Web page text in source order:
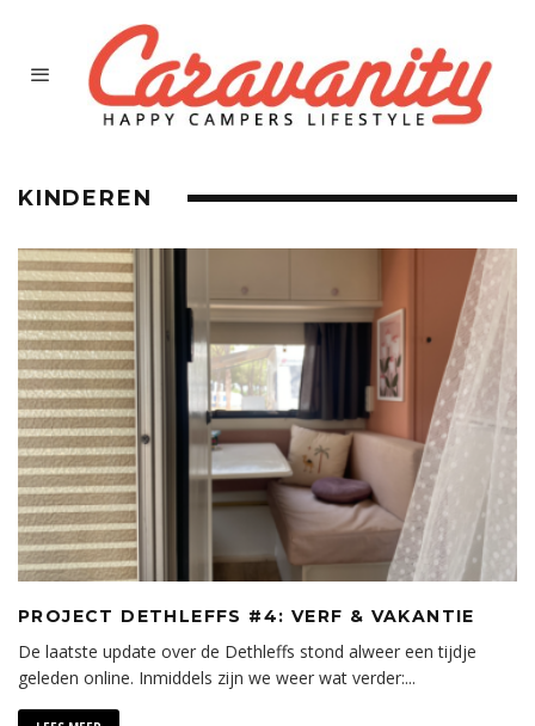
KINDEREN
PROJECT DETHLEFFS #4: VERF & VAKANTIE
De laatste update over de Dethleffs stond alweer een tijdje
geleden online. Inmiddels zijn we weer wat verder:...